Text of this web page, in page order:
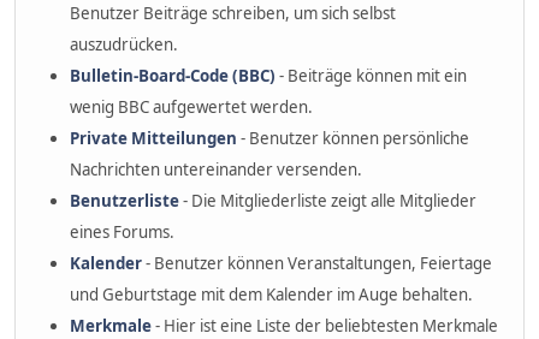
Benutzer Beiträge schreiben, um sich selbst
auszudrücken.
Bulletin-Board-Code (BBC) - Beiträge können mit ein
wenig BBC aufgewertet werden.
Private Mitteilungen - Benutzer können persönliche
Nachrichten untereinander versenden.
Benutzerliste- Die Mitgliederliste zeigt alle Mitglieder
eines Forums.
Kalender- Benutzer können Veranstaltungen, Feiertage
und Geburtstage mit dem Kalender im Auge behalten.
Merkmale- Hier ist eine Liste der beliebtesten Merkmale